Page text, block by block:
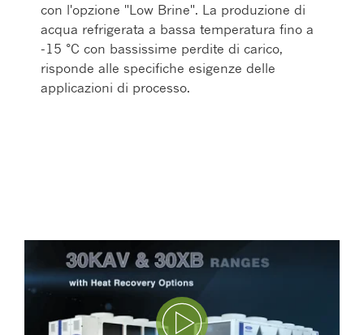
con l'opzione "Low Brine". La produzione di
acqua refrigerata a bassa temperatura fino a
-15 °C con bassissime perdite di carico,
risponde alle specifiche esigenze delle
applicazioni di processo.